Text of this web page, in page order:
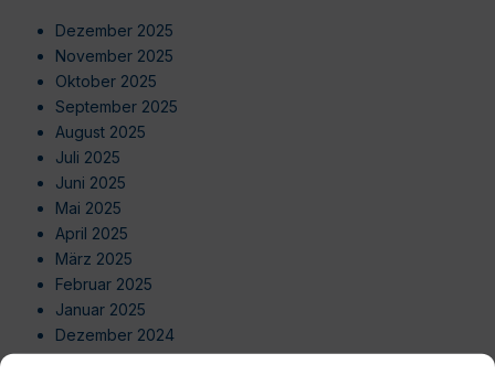
Dezember 2025
November 2025
Oktober 2025
September 2025
August 2025
Juli 2025
Juni 2025
Mai 2025
April 2025
März 2025
Februar 2025
Januar 2025
Dezember 2024
November 2024